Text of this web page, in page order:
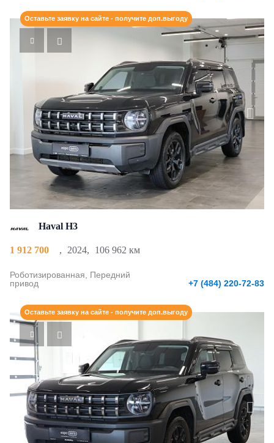
Оставьте заявку на сайте - получите доп.выгоду
Haval H3
1 912 700 , 2024, 106 962 км
Роботизированная, Передний
привод
+7 (484) 220-72-83
Оставьте заявку на сайте - получите доп.выгоду